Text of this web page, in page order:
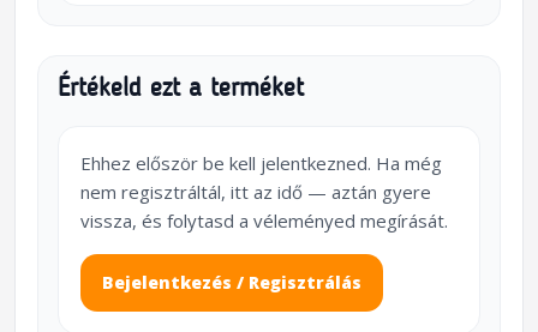
Értékeld ezt a terméket
Ehhez először be kell jelentkezned. Ha még
nem regisztráltál, itt az idő — aztán gyere
vissza, és folytasd a véleményed megírását.
Bejelentkezés / Regisztrálás